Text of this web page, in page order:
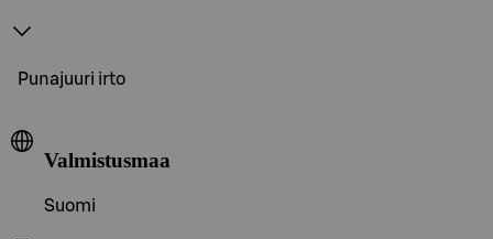
Punajuuri irto
Valmistusmaa
Suomi